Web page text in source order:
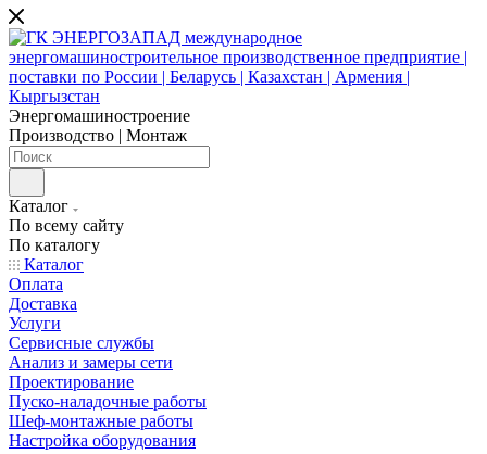
Энергомашиностроение
Производство | Монтаж
Каталог
По всему сайту
По каталогу
Каталог
Оплата
Доставка
Услуги
Сервисные службы
Анализ и замеры сети
Проектирование
Пуско-наладочные работы
Шеф-монтажные работы
Настройка оборудования